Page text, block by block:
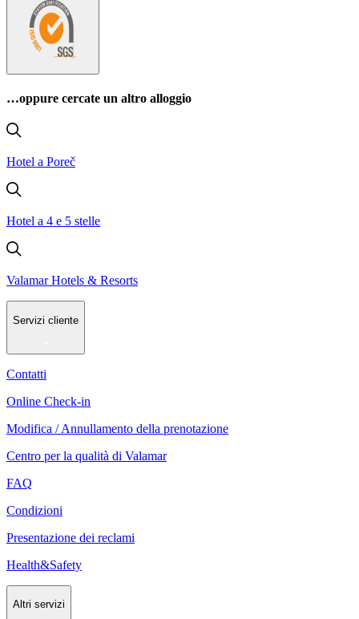
…oppure cercate un altro alloggio
Hotel a Poreč
Hotel a 4 e 5 stelle
Valamar Hotels & Resorts
Servizi cliente
Contatti
Online Check-in
Modifica / Annullamento della prenotazione
Centro per la qualità di Valamar
FAQ
Condizioni
Presentazione dei reclami
Health&Safety
Altri servizi